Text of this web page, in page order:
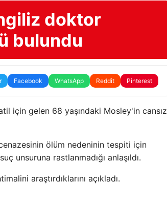
doktor
bulundu
Facebook WhatsApp Reddit Pinterest
için gelen 68 yaşındaki Mosley'in cansız
ölüm nedeninin tespiti için
unsuruna rastlanmadığı anlaşıldı.
araştırdıklarını açıkladı.